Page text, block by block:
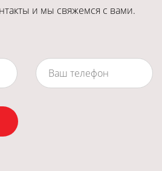
и мы свяжемся с вами.